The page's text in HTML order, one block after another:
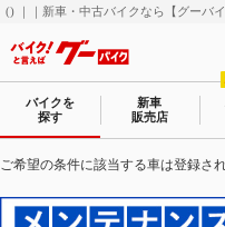
() ｜｜新車・中古バイクなら【グーバイ
バイクを
探す
新車
販売店
ご希望の条件に該当する車は登録さ